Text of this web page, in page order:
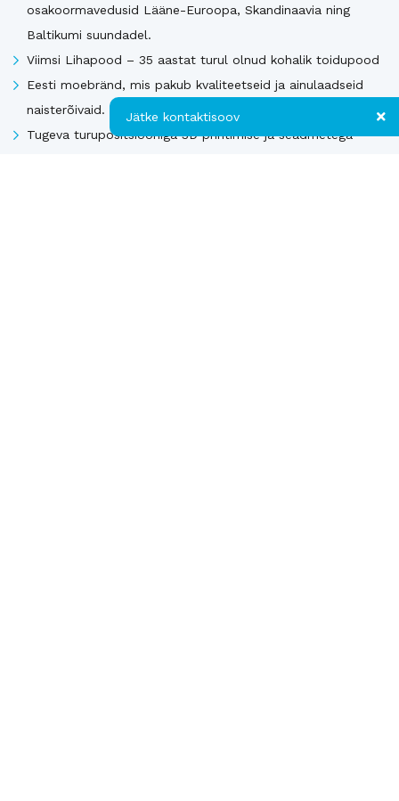
osakoormavedusid Lääne-Euroopa, Skandinaavia ning
Baltikumi suundadel.
Viimsi Lihapood – 35 aastat turul olnud kohalik toidupood
Eesti moebränd, mis pakub kvaliteetseid ja ainulaadseid
naisterõivaid.
Tugeva turupositsiooniga 3D printimise ja seadmetega
Jätke kontaktisoov